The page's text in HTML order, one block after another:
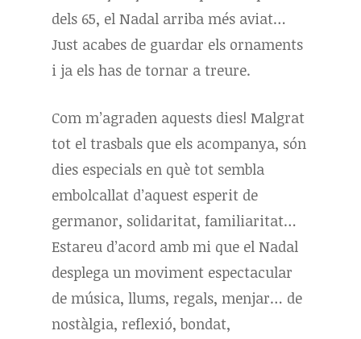
dels 65, el Nadal arriba més aviat…
Just acabes de guardar els ornaments
i ja els has de tornar a treure.
Com m’agraden aquests dies! Malgrat
tot el trasbals que els acompanya, són
dies especials en què tot sembla
embolcallat d’aquest esperit de
germanor, solidaritat, familiaritat…
Estareu d’acord amb mi que el Nadal
desplega un moviment espectacular
de música, llums, regals, menjar… de
nostàlgia, reflexió, bondat,